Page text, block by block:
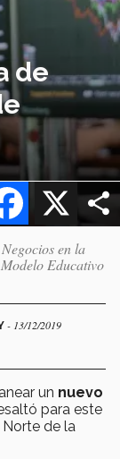
de
X
Facebook
en la
Educativo
- 13/12/2019
un nuevo
para este
de la